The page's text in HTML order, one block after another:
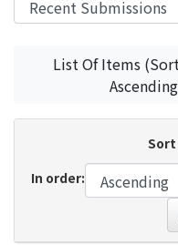
List Of Items
Sort
In order: